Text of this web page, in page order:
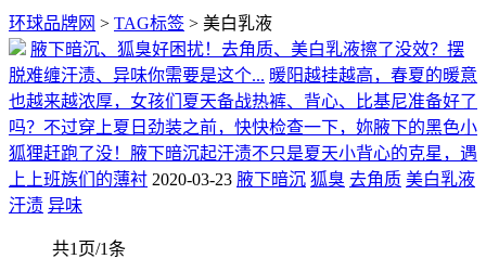
环球品牌网 > TAG标签 > 美白乳液
腋下暗沉、狐臭好困扰！去角质、美白乳液擦了没效？摆
脱难缠汗渍、异味你需要是这个... 暖阳越挂越高，春夏的暖意
也越来越浓厚，女孩们夏天备战热裤、背心、比基尼准备好了
吗？不过穿上夏日劲装之前，快快检查一下，妳腋下的黑色小
狐狸赶跑了没！腋下暗沉起汗渍不只是夏天小背心的克星，遇
上上班族们的薄衬 2020-03-23 腋下暗沉 狐臭 去角质 美白乳液
汗渍 异味
共1页/1条